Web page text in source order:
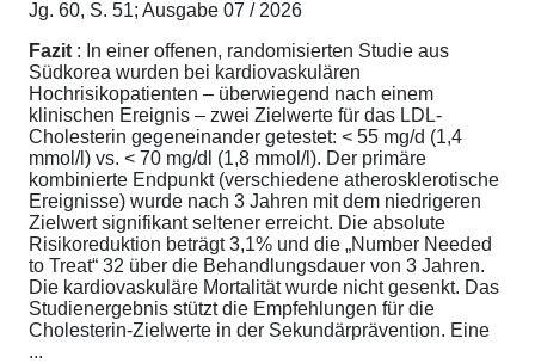
Jg. 60, S. 51; Ausgabe 07 / 2026
Fazit : In einer offenen, randomisierten Studie aus
Südkorea wurden bei kardiovaskulären
Hochrisikopatienten – überwiegend nach einem
klinischen Ereignis – zwei Zielwerte für das LDL-
Cholesterin gegeneinander getestet: < 55 mg/d (1,4
mmol/l) vs. < 70 mg/dl (1,8 mmol/l). Der primäre
kombinierte Endpunkt (verschiedene atherosklerotische
Ereignisse) wurde nach 3 Jahren mit dem niedrigeren
Zielwert signifikant seltener erreicht. Die absolute
Risikoreduktion beträgt 3,1% und die „Number Needed
to Treat“ 32 über die Behandlungsdauer von 3 Jahren.
Die kardiovaskuläre Mortalität wurde nicht gesenkt. Das
Studienergebnis stützt die Empfehlungen für die
Cholesterin-Zielwerte in der Sekundärprävention. Eine
...